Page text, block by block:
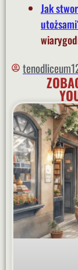
Jak